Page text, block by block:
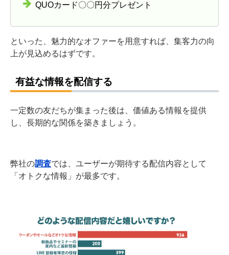
QUOカード〇〇円分プレゼント
といった、魅力的なオファーを用意すれば、集客力の向
上が見込めるはずです。
有益な情報を配信する
一定数の友だちが集まった後は、価値ある情報を提供
し、長期的な関係を築きましょう。
弊社の調査では、ユーザーが期待する配信内容として
「オトクな情報」が最多です。